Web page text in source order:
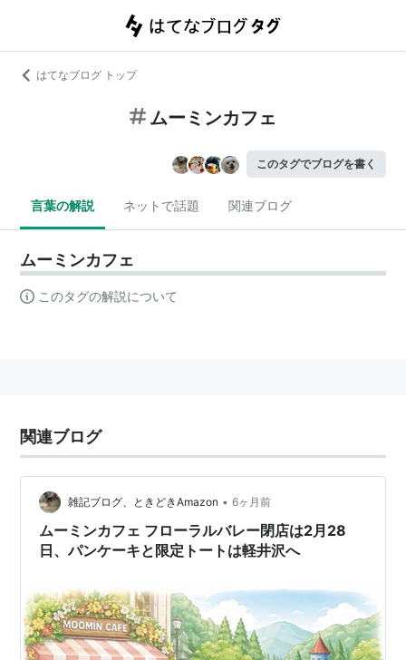
はてなブログ トップ
ムーミンカフェ
このタグでブログを書く
言葉の解説 ネットで話題 関連ブログ
ムーミンカフェ
このタグの解説について
関連ブログ
雑記ブログ、ときどきAmazon • 6ヶ月前
ムーミンカフェ フローラルバレー閉店は2月28
日、パンケーキと限定トートは軽井沢へ